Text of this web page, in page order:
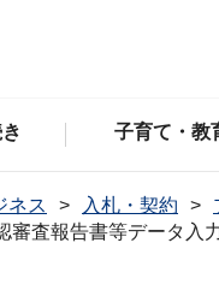
子育て・教
ネス 入札・契約
審査報告書等データ入